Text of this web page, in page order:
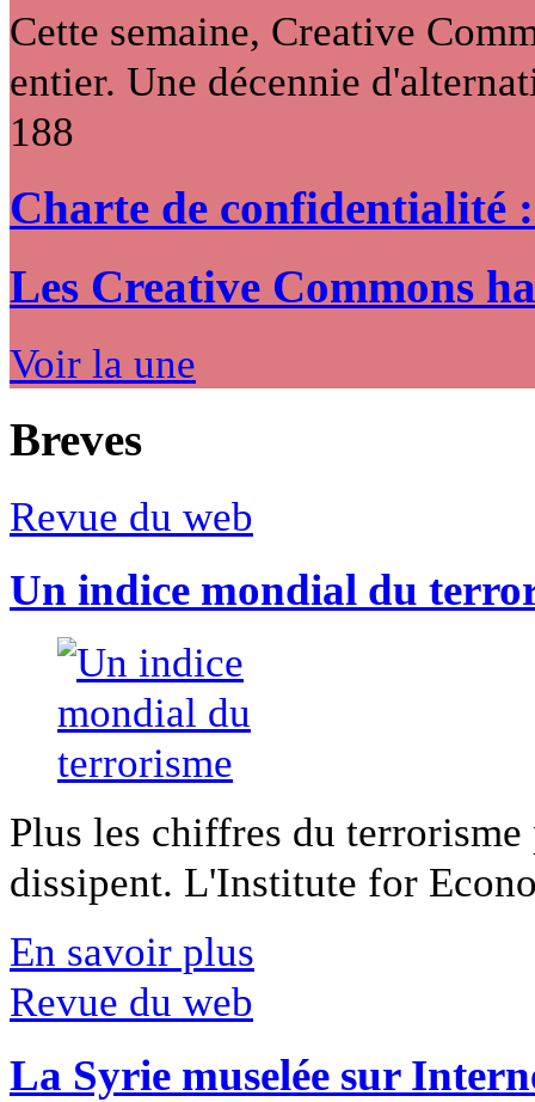
Cette semaine, Creative
entier. Une décennie
188
Charte de confidentialité
Les Creative Commons
Voir la une
Breves
Revue du web
Un indice mondial du
Plus les chiffres du
dissipent. L'Institute for
En savoir plus
Revue du web
La Syrie muselée sur